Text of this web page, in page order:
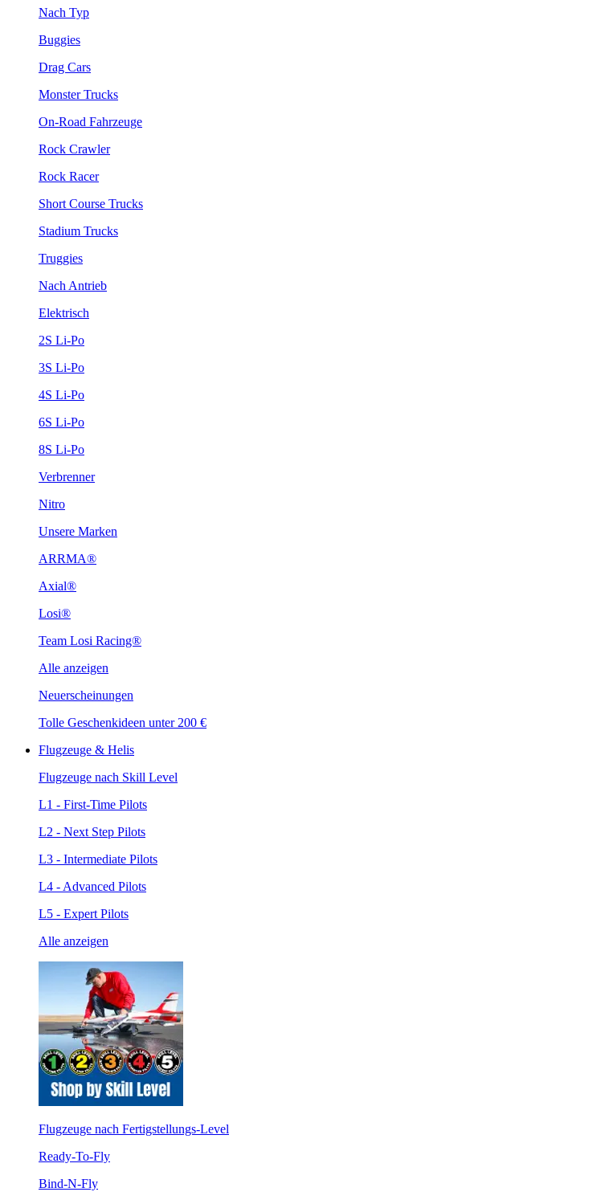
Nach Typ
Buggies
Drag Cars
Monster Trucks
On-Road Fahrzeuge
Rock Crawler
Rock Racer
Short Course Trucks
Stadium Trucks
Truggies
Nach Antrieb
Elektrisch
2S Li-Po
3S Li-Po
4S Li-Po
6S Li-Po
8S Li-Po
Verbrenner
Nitro
Unsere Marken
ARRMA®
Axial®
Losi®
Team Losi Racing®
Alle anzeigen
Neuerscheinungen
Tolle Geschenkideen unter 200 €
Flugzeuge & Helis
Flugzeuge nach Skill Level
L1 - First-Time Pilots
L2 - Next Step Pilots
L3 - Intermediate Pilots
L4 - Advanced Pilots
L5 - Expert Pilots
Alle anzeigen
Flugzeuge nach Fertigstellungs-Level
Ready-To-Fly
Bind-N-Fly